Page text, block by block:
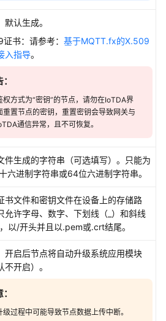
默认生成。
书：请参考： 基于MQTT.fx的X.509
入指导。
权方式为“密钥”的节点，请勿在IoTDA界
重置节点的密钥，重置密钥会导致网关与
通信异常，且不可恢复。
件生成的字符串（可选填写）。只能为
六进制字符串或64位六进制字符串。
书文件和密钥文件在设备上的存储路
允许字母、数字、下划线（_）和斜线
，以/开头并且以.pem或.crt结尾。
开启后节点将自动升级系统应用模块
不开启）。
级过程中可能导致节点数据上传中断。